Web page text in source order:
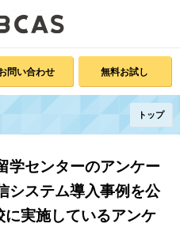
問い合わせ 無料お試し
トップ
学センターのアンケー
システム導入事例を公
実施しているアンケ